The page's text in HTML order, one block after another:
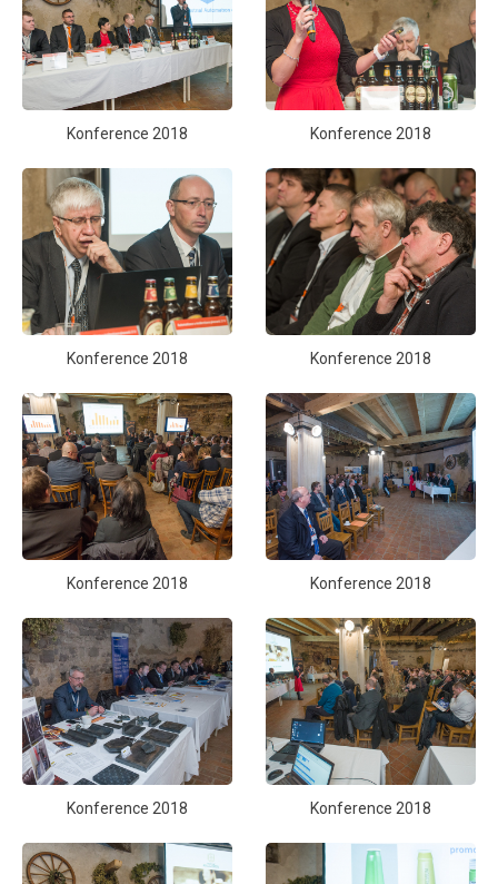
Konference 2018 Konference 2018
Konference 2018 Konference 2018
Konference 2018 Konference 2018
Konference 2018 Konference 2018